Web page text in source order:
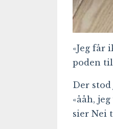
«Jeg får
poden til
Der
«ååh,
sier Nei